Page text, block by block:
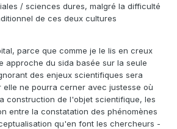
/ sciences dures, malgré la difficulté
de ces deux cultures
parce que comme je le lis en creux
approche du sida basée sur la seule
des enjeux scientifiques sera
elle ne pourra cerner avec justesse où
construction de l'objet scientifique, les
entre la constatation des phénomènes
qu'en font les chercheurs -